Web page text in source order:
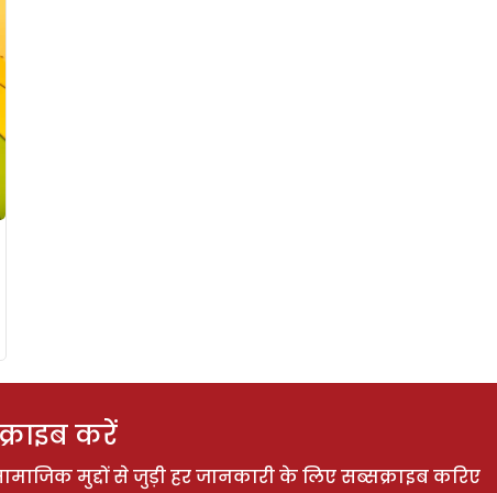
करें
मुद्दों से जुड़ी हर जानकारी के लिए सब्सक्राइब करिए